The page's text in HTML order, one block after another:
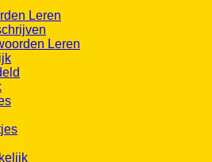
Leren
Leren